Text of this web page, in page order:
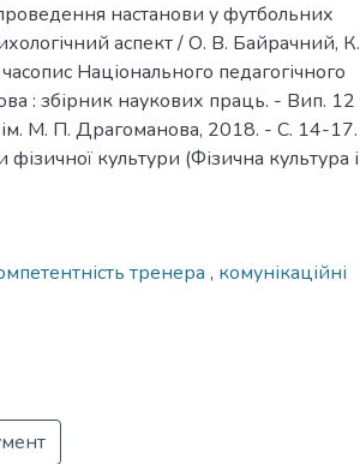
настанови у футбольних
аспект / О. В. Байрачний, К.
Національного педагогічного
: збірник наукових праць. - Вип. 12
М. П. Драгоманова, 2018. - С. 14-17.
культури (Фізична культура і
тренера , комунікаційні